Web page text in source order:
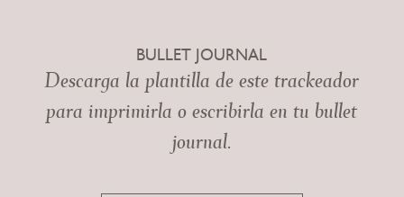
BULLET JOURNAL
Descarga la plantilla de este trackeador
para imprimirla o escribirla en tu bullet
journal.